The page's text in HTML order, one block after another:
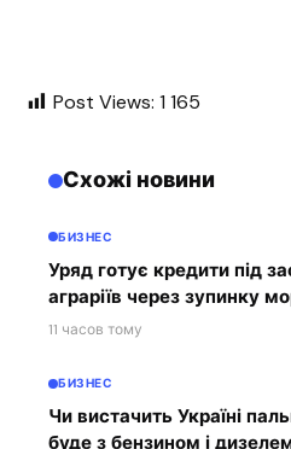
Post Views: 1 165
Схожі новини
БИЗНЕС
Уряд готує кредити під
аграріїв через зупинку
11 часов тому
БИЗНЕС
Чи вистачить Україні
буде з бензином і